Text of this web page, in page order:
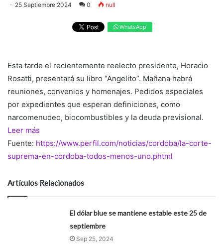
25 Septiembre 2024 0 null
WhatsApp
Esta tarde el recientemente reelecto presidente, Horacio
Rosatti, presentará su libro “Angelito”. Mañana habrá
reuniones, convenios y homenajes. Pedidos especiales
por expedientes que esperan definiciones, como
narcomenudeo, biocombustibles y la deuda previsional.
Leer más
Fuente: https://www.perfil.com/noticias/cordoba/la-corte-
suprema-en-cordoba-todos-menos-uno.phtml
Artículos Relacionados
El dólar blue se mantiene estable este 25 de
septiembre
Sep 25, 2024